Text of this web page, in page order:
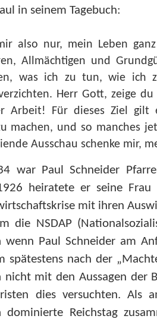
in seinem Tagebuch:
also nur, mein Leben
Allmächtigen und
was ich zu tun, wie ich
Herr Gott, zeige
Arbeit! Für dieses Ziel gilt
machen, und so manches
Ausschau schenke mir,
war Paul Schneider
heiratete er seine
mit ihren
die NSDAP
wenn Paul Schneider am
spätestens nach der
nicht mit den Aussagen der
dies versuchten.
dominierte Reichstag